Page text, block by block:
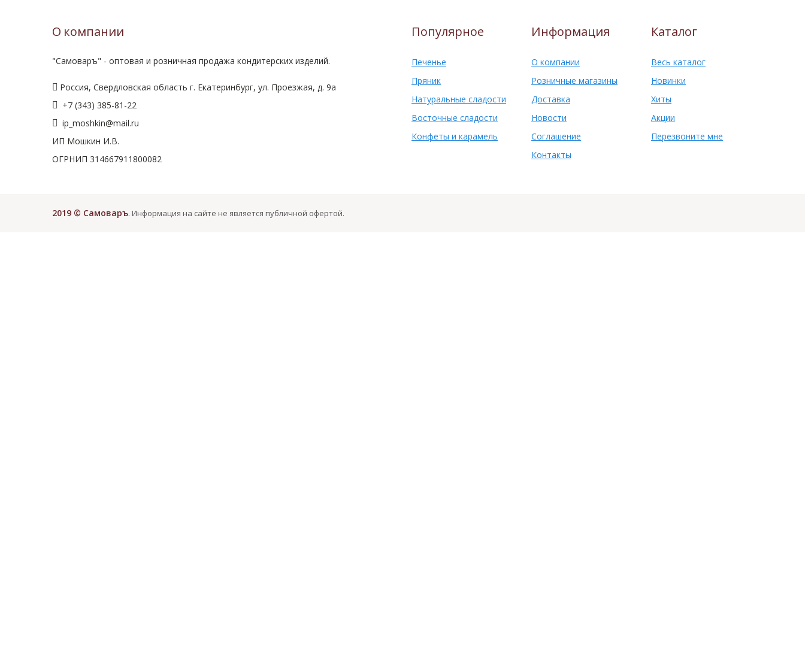
О компании
"Самоваръ" - оптовая и розничная продажа кондитерских изделий.
Россия, Свердловская область г. Екатеринбург, ул. Проезжая, д. 9а
+7 (343) 385-81-22
ip_moshkin@mail.ru
ИП Мошкин И.В.
ОГРНИП 314667911800082
Популярное
Печенье
Пряник
Натуральные сладости
Восточные сладости
Конфеты и карамель
Информация
О компании
Розничные магазины
Доставка
Новости
Соглашение
Контакты
Каталог
Весь каталог
Новинки
Хиты
Акции
Перезвоните мне
2019 © Самоваръ. Информация на сайте не является публичной офертой.